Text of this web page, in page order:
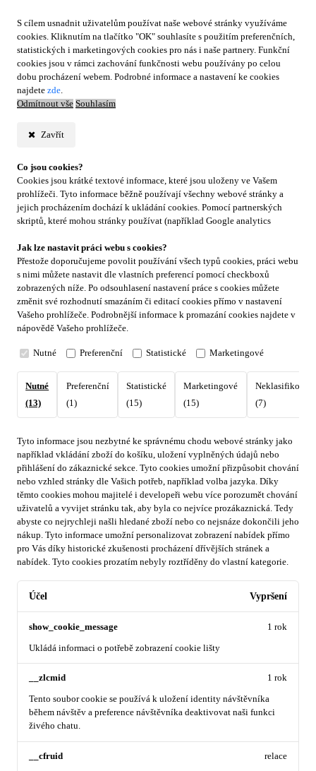
S cílem usnadnit uživatelům používat naše webové stránky využíváme
cookies. Kliknutím na tlačítko "OK" souhlasíte s použitím preferenčních,
statistických i marketingových cookies pro nás i naše partnery. Funkční
cookies jsou v rámci zachování funkčnosti webu používány po celou
dobu procházení webem. Podrobné informace a nastavení ke cookies
najdete zde.
Odmítnout vše Souhlasím
Zavřít
Co jsou cookies?
Cookies jsou krátké textové informace, které jsou uloženy ve Vašem
prohlížeči. Tyto informace běžně používají všechny webové stránky a
jejich procházením dochází k ukládání cookies. Pomocí partnerských
skriptů, které mohou stránky používat (například Google analytics
Jak lze nastavit práci webu s cookies?
Přestože doporučujeme povolit používání všech typů cookies, práci webu
s nimi můžete nastavit dle vlastních preferencí pomocí checkboxů
zobrazených níže. Po odsouhlasení nastavení práce s cookies můžete
změnit své rozhodnutí smazáním či editací cookies přímo v nastavení
Vašeho prohlížeče. Podrobnější informace k promazání cookies najdete v
nápovědě Vašeho prohlížeče.
Nutné Preferenční Statistické Marketingové
Nutné
(13)
Preferenční
(1)
Statistické
(15)
Marketingové
(15)
(7)
Tyto informace jsou nezbytné ke správnému chodu webové stránky jako
například vkládání zboží do košíku, uložení vyplněných údajů nebo
přihlášení do zákaznické sekce. Tyto cookies umožní přizpůsobit chování
nebo vzhled stránky dle Vašich potřeb, například volba jazyka. Díky
těmto cookies mohou majitelé i developeři webu více porozumět chování
uživatelů a vyvijet stránku tak, aby byla co nejvíce prozákaznická. Tedy
abyste co nejrychleji našli hledané zboží nebo co nejsnáze dokončili jeho
nákup. Tyto informace umožní personalizovat zobrazení nabídek přímo
pro Vás díky historické zkušenosti procházení dřívějších stránek a
nabídek. Tyto cookies prozatím nebyly roztříděny do vlastní kategorie.
Účel Vypršení
show_cookie_message
Ukládá informaci o potřebě zobrazení cookie lišty
1 rok
__zlcmid
Tento soubor cookie se používá k uložení identity návštěvníka
během návštěv a preference návštěvníka deaktivovat naši funkci
živého chatu.
1 rok
__cfruid relace